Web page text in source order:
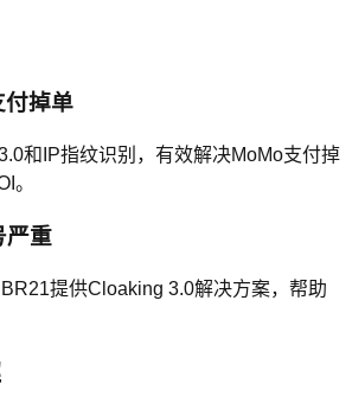
掉单
和IP指纹识别，有效解决MoMo支付掉
。
严重
提供Cloaking 3.0解决方案，帮助